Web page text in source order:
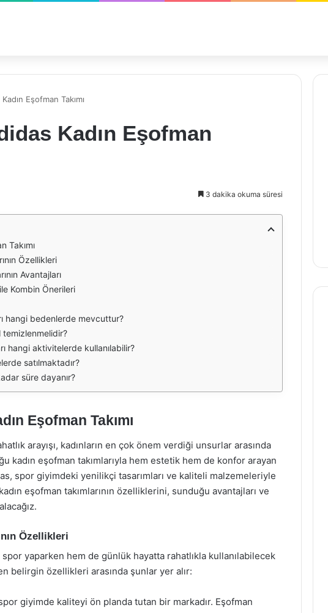
Eşofman Takımı
Kadın Eşofman
3 dakika okuma süresi
Takımı
Özellikleri
Avantajları
Kombin Önerileri
hangi bedenlerde mevcuttur?
temizlenmelidir?
hangi aktivitelerde kullanılabilir?
satılmaktadır?
süre dayanır?
Eşofman Takımı
arayışı, kadınların en çok önem verdiği unsurlar arasında
kadın eşofman takımlarıyla hem estetik hem de konfor arayan
spor giyimdeki yenilikçi tasarımları ve kaliteli malzemeleriyle
eşofman takımlarının özelliklerini, sunduğu avantajları ve
Özellikleri
spor yaparken hem de günlük hayatta rahatlıkla kullanılabilecek
belirgin özellikleri arasında şunlar yer alır:
giyimde kaliteyi ön planda tutan bir markadır. Eşofman